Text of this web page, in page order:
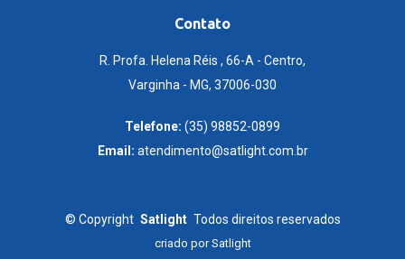
Contato
R. Profa. Helena Réis , 66-A - Centro,
Varginha - MG, 37006-030
Telefone: (35) 98852-0899
Email: atendimento@satlight.com.br
© Copyright Satlight Todos direitos reservados
criado porSatlight